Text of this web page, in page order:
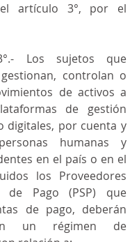
artículo 3°, por el
3°.- Los sujetos que
controlan o
de activos a
de gestión
digitales, por cuenta y
humanas y
en el país o en el
los Proveedores
de Pago (PSP) que
de pago, deberán
un régimen de